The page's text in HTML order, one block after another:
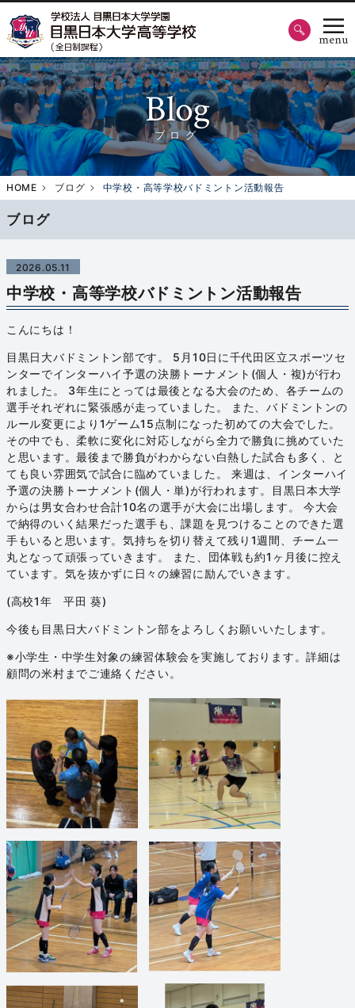
Blog
ブログ
HOME ブログ 中学校・高等学校バドミントン活動報告
ブログ
2026.05.11
中学校・高等学校バドミントン活動報告
こんにちは！
目黒日大バドミントン部です。 5月10日に千代田区立スポーツセ
ンターでインターハイ予選の決勝トーナメント(個人・複)が行わ
れました。 3年生にとっては最後となる大会のため、各チームの
選手それぞれに緊張感が走っていました。 また、バドミントンの
ルール変更により1ゲーム15点制になった初めての大会でした。
その中でも、柔軟に変化に対応しながら全力で勝負に挑めていた
と思います。最後まで勝負がわからない白熱した試合も多く、と
ても良い雰囲気で試合に臨めていました。 来週は、インターハイ
予選の決勝トーナメント(個人・単)が行われます。目黒日本大学
からは男女合わせ合計10名の選手が大会に出場します。 今大会
で納得のいく結果だった選手も、課題を見つけることのできた選
手もいると思います。気持ちを切り替えて残り1週間、チーム一
丸となって頑張っていきます。 また、団体戦も約1ヶ月後に控え
ています。気を抜かずに日々の練習に励んでいきます。
(高校1年 平田 葵)
今後も目黒日大バドミントン部をよろしくお願いいたします。
※小学生・中学生対象の練習体験会を実施しております。詳細は
顧問の米村までご連絡ください。